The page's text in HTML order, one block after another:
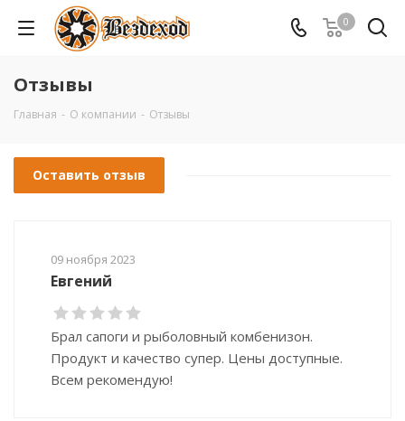
0
Отзывы
Главная - О компании - Отзывы
Оставить отзыв
09 ноября 2023
Евгений
Брал сапоги и рыболовный комбенизон.
Продукт и качество супер. Цены доступные.
Всем рекомендую!